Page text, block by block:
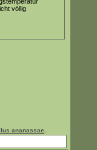
völlig
ananassae